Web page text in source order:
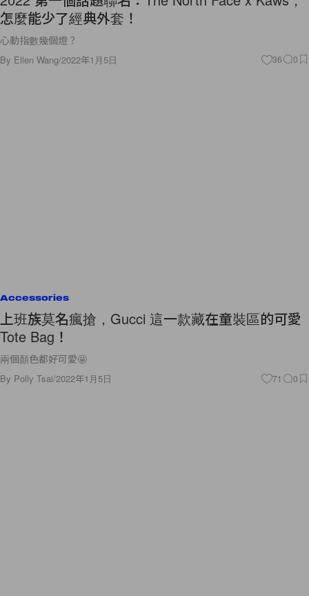
怎麼能少了經典外套！
心動指數幾個燈？
By Ellen Wang/2022年1月5日 36 0
Accessories
上班族莫名瘋搶，Gucci 這一款藏在童裝區的可愛
Tote Bag！
兩個顏色都好可愛🤩
By Polly Tsai/2022年1月5日 71 0